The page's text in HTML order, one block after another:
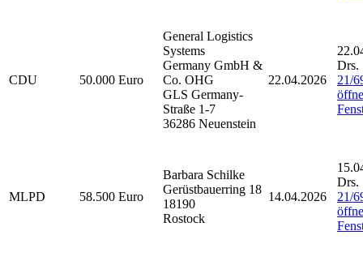
CDU 50.000 Euro
General Logistics
Systems
Germany GmbH &
Co. OHG
GLS Germany-
Straße 1-7
36286 Neuenstein
22.04.2026
Drs.
21/
MLPD 58.500 Euro
Barbara Schilke
Gerüstbauerring 18
18190
Rostock
14.04.2026
Drs.
21/